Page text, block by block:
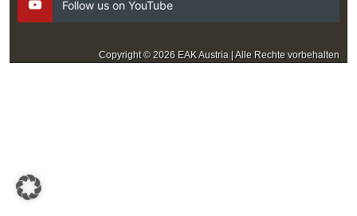
Follow us on YouTube
Copyright © 2026 EAK Austria | Alle Rechte vorbehalten